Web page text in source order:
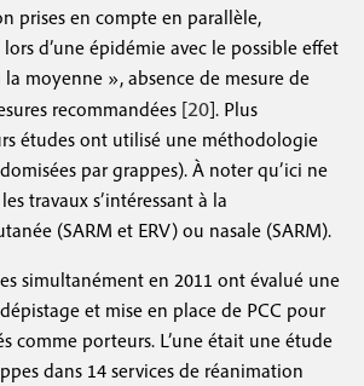
prises en compte en parallèle,
d’une épidémie avec le possible effet
moyenne », absence de mesure de
recommandées [20]. Plus
études ont utilisé une méthodologie
par grappes). À noter qu’ici ne
travaux s’intéressant à la
(SARM et ERV) ou nasale (SARM).
simultanément en 2011 ont évalué une
et mise en place de PCC pour
comme porteurs. L’une était une étude
dans 14 services de réanimation